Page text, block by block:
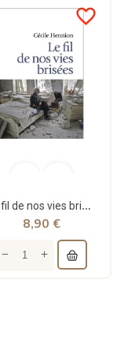
favorite_border
Le fil de nos vies brisées - poche - Cécile Hennion - Points
8,90 €